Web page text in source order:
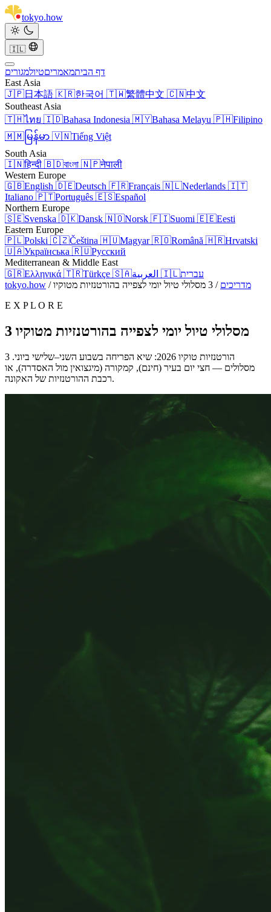
tokyo.how
🇮🇱
דף הביתמאמריםטיולמגורים
East Asia
🇯🇵日本語 🇰🇷한국어 🇹🇼繁體中文 🇨🇳中文
Southeast Asia
🇹🇭ไทย 🇮🇩Bahasa Indonesia 🇲🇾Bahasa Melayu 🇵🇭Filipino
🇲🇲 မြန်မာ 🇻🇳Tiếng Việt
South Asia
🇮🇳हिन्दी 🇧🇩বাংলা 🇳🇵नेपाली
Western Europe
🇬🇧English 🇩🇪Deutsch 🇫🇷Français 🇳🇱Nederlands 🇮🇹
Italiano 🇵🇹Português 🇪🇸Español
Northern Europe
🇸🇪Svenska 🇩🇰Dansk 🇳🇴Norsk 🇫🇮Suomi 🇪🇪Eesti
Eastern Europe
🇵🇱Polski 🇨🇿Čeština 🇭🇺Magyar🇷🇴Română 🇭🇷Hrvatski
🇺🇦Українська 🇷🇺Русский
Mediterranean & Middle East
🇬🇷Ελληνικά 🇹🇷Türkçe 🇸🇦 🇮🇱עברית
tokyo.how / מדריכים / 3 מסלולי טיול יומי לצפייה בהורטנזיות מטוקיו
E X P L O R E
3 מסלולי טיול יומי לצפייה בהורטנזיות מטוקיו
הורטנזיות טוקיו 2026: שיא הפריחה בשבוע השני–שלישי ביוני. 3
מסלולים — חצי יום בעיר (חינם), קמקורה (מיגצואין מול האסדרה), או
רכבת ההורטנזיות של האקונה.